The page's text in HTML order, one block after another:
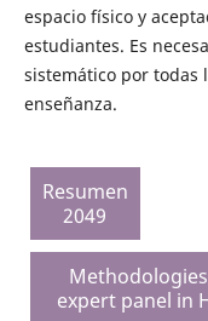
espacio físico y
estudiantes. Es
sistemático por todas
enseñanza.
Resumen
2049
expert panel in